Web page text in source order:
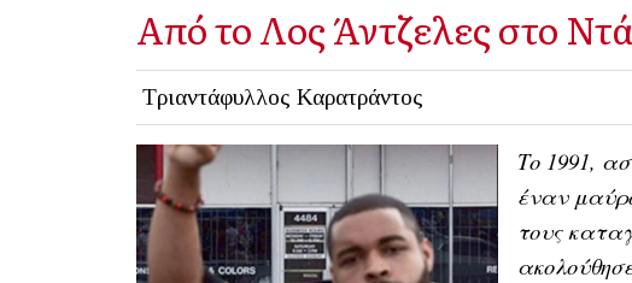
Από το Λος Άντζελες στο
Τριαντάφυλλος Καρατράντος
Το 1991,
έναν
τους